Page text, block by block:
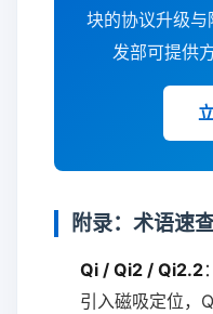
块的协议升级
发部可提供
附录：术语速
Qi / Qi2 / Qi2.2
引入磁吸定位，